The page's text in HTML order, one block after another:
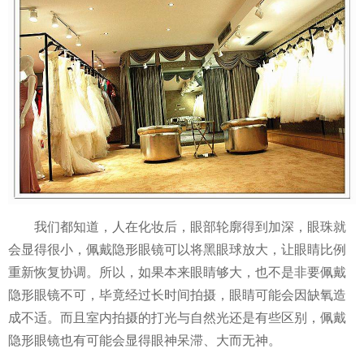
我们都知道，人在化妆后，眼部轮廓得到加深，眼珠就
会显得很小，佩戴隐形眼镜可以将黑眼球放大，让眼睛比例
重新恢复协调。所以，如果本来眼睛够大，也不是非要佩戴
隐形眼镜不可，毕竟经过长时间拍摄，眼睛可能会因缺氧造
成不适。而且室内拍摄的打光与自然光还是有些区别，佩戴
隐形眼镜也有可能会显得眼神呆滞、大而无神。